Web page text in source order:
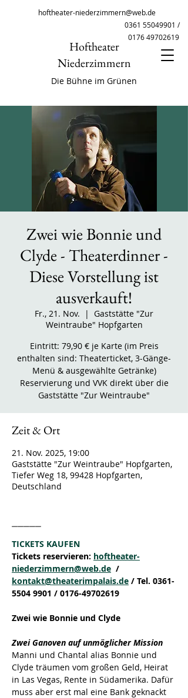
hoftheater-niederzimmern@web.de
Hoftheater
Niederzimmern
0361 55049901 /
0176 49702619
Die Bühne im Grünen
Zwei wie Bonnie und
Clyde - Theaterdinner -
Diese Vorstellung ist
ausverkauft!
Fr., 21. Nov.
  |
Gaststätte "Zur
Weintraube" Hopfgarten
Eintritt: 79,90 € je Karte (im Preis
enthalten sind: Theaterticket, 3-Gänge-
Menü & ausgewählte Getränke)
Reservierung und VVK direkt über die
Gaststätte "Zur Weintraube"
Zeit & Ort
21. Nov. 2025, 19:00
Gaststätte "Zur Weintraube" Hopfgarten,
Tiefer Weg 18, 99428 Hopfgarten,
Deutschland
TICKETS KAUFEN
Tickets reservieren: hoftheater-
niederzimmern@web.de
  /
kontakt@theaterimpalais.de / Tel. 0361-
5504 9901 / 0176-49702619
Zwei wie Bonnie und Clyde
Zwei Ganoven auf unmöglicher Mission
Manni und Chantal alias Bonnie und
Clyde träumen vom großen Geld, Heirat
in Las Vegas, Rente in Südamerika. Dafür
muss aber erst mal eine Bank geknackt